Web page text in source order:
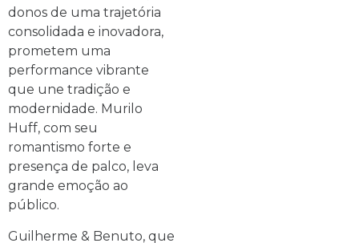
donos de uma trajetória
consolidada e inovadora,
prometem uma
performance vibrante
que une tradição e
modernidade. Murilo
Huff, com seu
romantismo forte e
presença de palco, leva
grande emoção ao
público.
Guilherme & Benuto, que